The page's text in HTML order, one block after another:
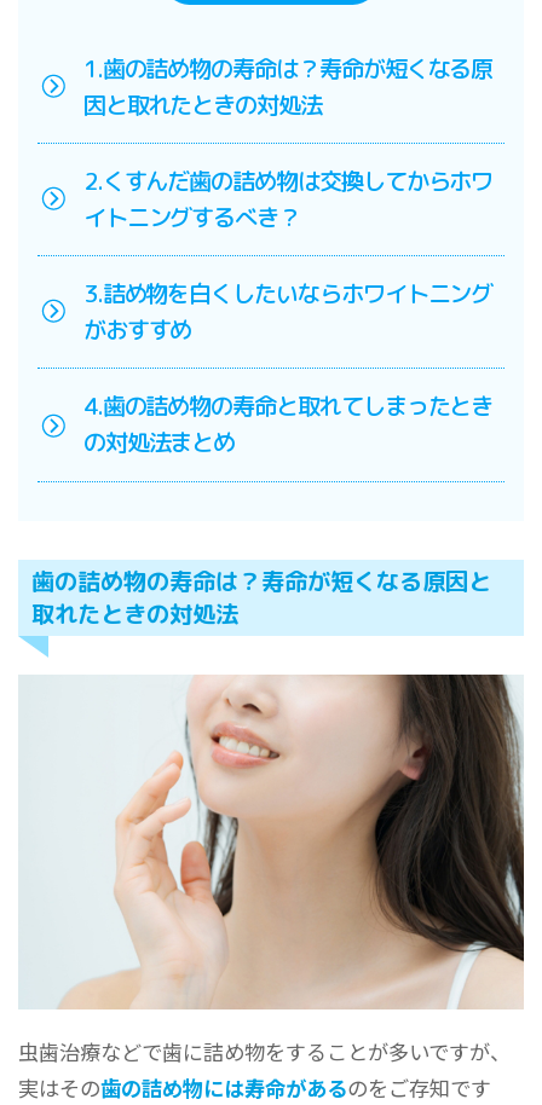
1.歯の詰め物の寿命は？寿命が短くなる原
因と取れたときの対処法
2.くすんだ歯の詰め物は交換してからホワ
イトニングするべき？
3.詰め物を白くしたいならホワイトニング
がおすすめ
4.歯の詰め物の寿命と取れてしまったとき
の対処法まとめ
歯の詰め物の寿命は？寿命が短くなる原因と
取れたときの対処法
虫歯治療などで歯に詰め物をすることが多いですが、
実はその歯の詰め物には寿命があるのをご存知です